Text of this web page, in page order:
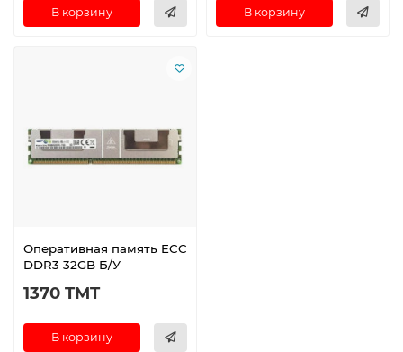
В корзину В корзину
Оперативная память ECC
DDR3 32GB Б/У
1370 TMT
В корзину